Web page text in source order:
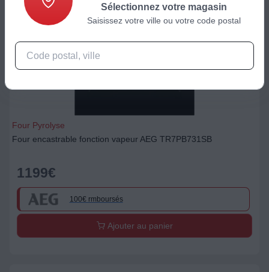
Four Pyrolyse
Four encastrable fonction vapeur AEG TR7PB731SB
1199€
100€ rmboursés
Ajouter au panier
Sélectionnez votre magasin
Saisissez votre ville ou votre code postal